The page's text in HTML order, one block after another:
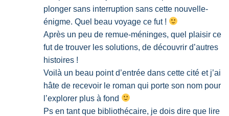
plonger sans interruption sans cette nouvelle-
énigme. Quel beau voyage ce fut !
Après un peu de remue-méninges, quel plaisir ce
fut de trouver les solutions, de découvrir d’autres
histoires !
Voilà un beau point d’entrée dans cette cité et j’ai
hâte de recevoir le roman qui porte son nom pour
l’explorer plus à fond
Ps en tant que bibliothécaire, je dois dire que lire